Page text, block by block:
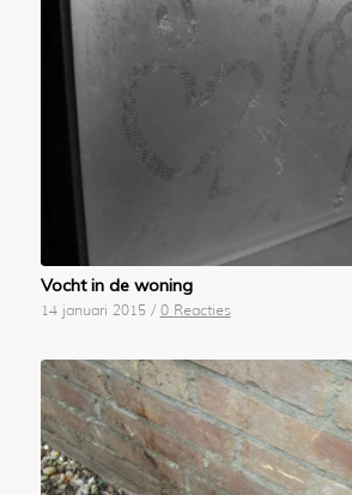
Vocht in de woning
14 januari 2015 / 0 Reacties